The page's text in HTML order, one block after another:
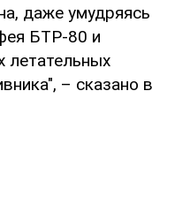
даже умудряясь
БТР-80 и
летательных
– сказано в